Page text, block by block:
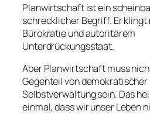
Planwirtschaft ist ein
schrecklicher Begriff. Er klingt
Bürokratie und autoritärem
Unterdrückungsstaat.
Aber Planwirtschaft muss
Gegenteil von demokratischer
Selbstverwaltung sein. Das
einmal, dass wir unser Leben